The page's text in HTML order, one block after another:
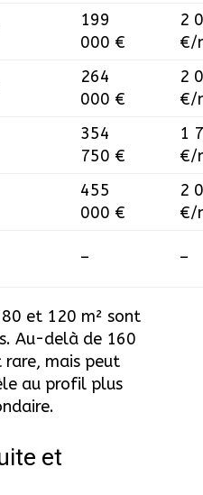
199
000 €
2
€/
264
000 €
2
€/
354
750 €
1
€/
455
000 €
2
€/
– –
et 120 m² sont
Au-delà de 160
rare, mais peut
au profil plus
et